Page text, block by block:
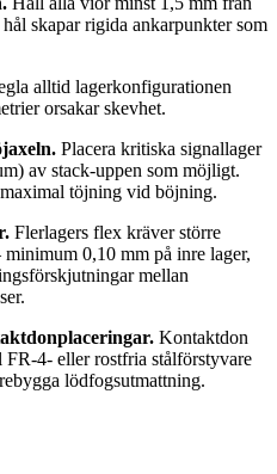
skapar rigida ankarpunkter som
alltid lagerkonfigurationen
orsakar skevhet.
Placera kritiska signallager
av stack-uppen som möjligt.
töjning vid böjning.
Flerlagers flex kräver större
0,10 mm på inre lager,
mellan
Kontaktdon
4- eller rostfria stålförstyvare
lödfogsutmattning.